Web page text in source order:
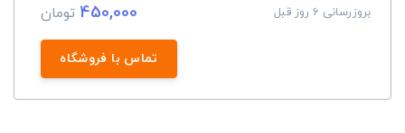
بروزرسانی 6 روز قبل 450,000 تومان
تماس با فروشگاه